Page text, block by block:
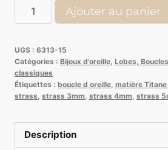
quantité
de
d'oreille
Titane
et
Ajouter au panier
UGS : 6313-15
Catégories : Bijoux d'oreille, Lobes,
classiques
Étiquettes : boucle d oreille, matière
strass, strass 3mm, strass 4mm, strass
Description